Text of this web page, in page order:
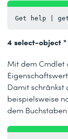
Get help |
4 select-object *
Mit dem Cmdlet
Damit schränkst
beispielsweise
dem